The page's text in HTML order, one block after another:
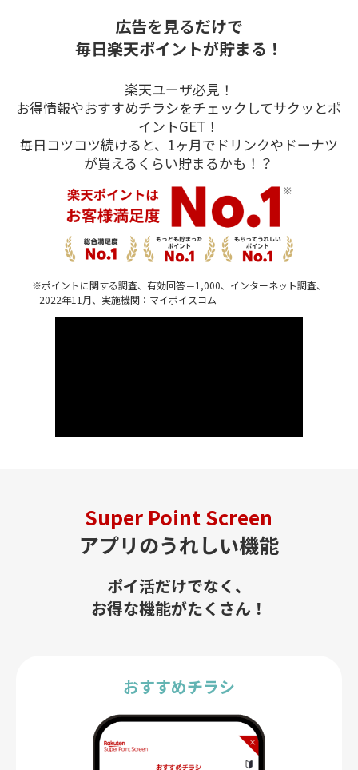
広告を見るだけで
毎日楽天ポイントが貯まる！
楽天ユーザ必見！
お得情報やおすすめチラシをチェックしてサクッとポ
イントGET！
毎日コツコツ続けると、1ヶ月でドリンクやドーナツ
が買えるくらい貯まるかも！？
※ポイントに関する調査、有効回答＝1,000、インターネット調査、
2022年11月、実施機関：マイボイスコム
Super Point Screen
アプリのうれしい機能
ポイ活だけでなく、
お得な機能がたくさん！
おすすめチラシ